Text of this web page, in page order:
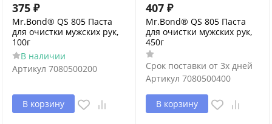
375 ₽
Mr.Bond® QS 805 Паста
для очистки мужских рук,
100г
В наличии
Артикул 7080500200
В корзину
407 ₽
Mr.Bond® QS 805 Паста
для очистки мужских рук,
450г
Срок поставки от 3х дней
Артикул 7080500400
В корзину